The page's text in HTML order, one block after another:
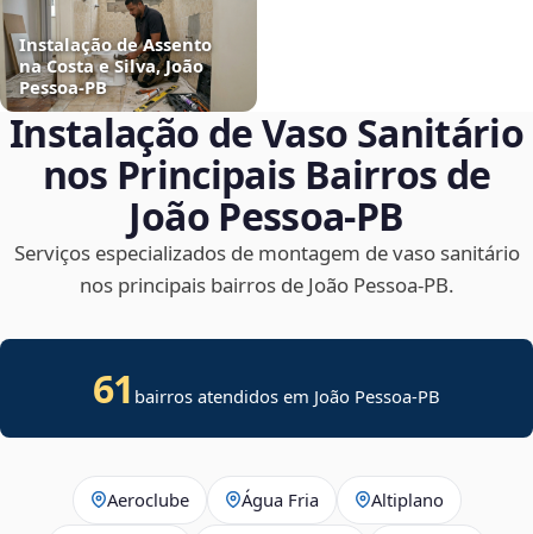
Instalação de Assento
na Costa e Silva, João
Pessoa‑PB
Instalação de Vaso Sanitário
nos Principais Bairros de
João Pessoa‑PB
Serviços especializados de montagem de vaso sanitário
nos principais bairros de João Pessoa‑PB.
61 bairros atendidos em João Pessoa-PB
Aeroclube Água Fria Altiplano